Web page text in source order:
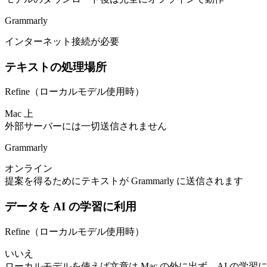
Grammarly
インターネット接続が必要
テキストの処理場所
Refine（ローカルモデル使用時）
Mac 上
外部サーバーには一切送信されません
Grammarly
オンライン
提案を得るためにテキストが Grammarly に送信されます
データを AI の学習に利用
Refine（ローカルモデル使用時）
いいえ